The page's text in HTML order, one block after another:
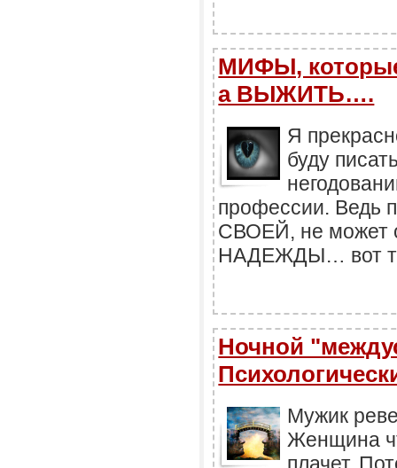
МИФЫ,
а ВЫЖИТЬ….
Я
буду
профессии. Ведь
СВОЕЙ, не может
НАДЕЖДЫ… вот
Ночной
Мужик
Женщина